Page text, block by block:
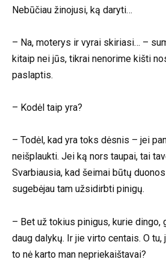
Nebūčiau žinojusi, ką daryti…
– Na, moterys ir vyrai skiriasi… –
kitaip nei jūs, tikrai nenorime kišti
paslaptis.
– Kodėl taip yra?
– Todėl, kad yra toks dėsnis – jei
neišplaukti. Jei ką nors taupai, tai
Svarbiausia, kad šeimai būtų
sugebėjau tam užsidirbti pinigų.
– Bet už tokius pinigus, kurie dingo,
daug dalykų. Ir jie virto centais. O
to nė karto man nepriekaištavai?